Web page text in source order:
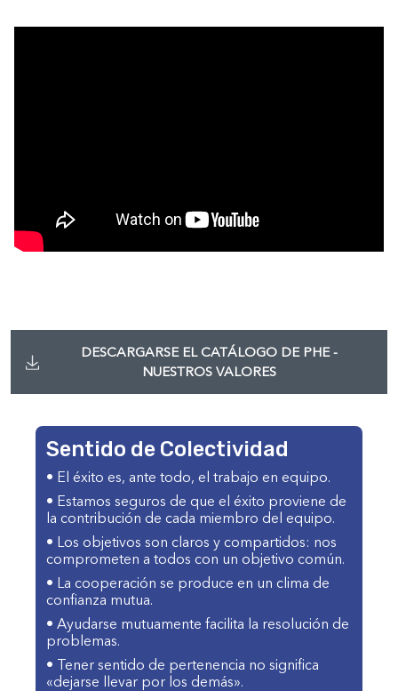
DESCARGARSE EL CATÁLOGO DE PHE -
NUESTROS VALORES
Sentido de Colectividad
• El éxito es, ante todo, el trabajo en equipo.
• Estamos seguros de que el éxito proviene de
la contribución de cada miembro del equipo.
• Los objetivos son claros y compartidos: nos
comprometen a todos con un objetivo común.
• La cooperación se produce en un clima de
confianza mutua.
• Ayudarse mutuamente facilita la resolución de
problemas.
• Tener sentido de pertenencia no significa
«dejarse llevar por los demás».